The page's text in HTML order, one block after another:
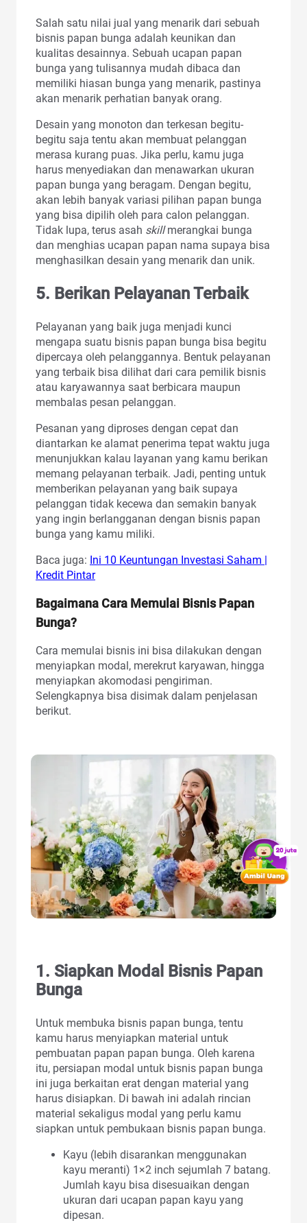
Salah satu nilai jual yang menarik dari sebuah
bisnis papan bunga adalah keunikan dan
kualitas desainnya. Sebuah ucapan papan
bunga yang tulisannya mudah dibaca dan
memiliki hiasan bunga yang menarik, pastinya
akan menarik perhatian banyak orang.
Desain yang monoton dan terkesan begitu-
begitu saja tentu akan membuat pelanggan
merasa kurang puas. Jika perlu, kamu juga
harus menyediakan dan menawarkan ukuran
papan bunga yang beragam. Dengan begitu,
akan lebih banyak variasi pilihan papan bunga
yang bisa dipilih oleh para calon pelanggan.
Tidak lupa, terus asah skillmerangkai bunga
dan menghias ucapan papan nama supaya bisa
menghasilkan desain yang menarik dan unik.
5. Berikan Pelayanan Terbaik
Pelayanan yang baik juga menjadi kunci
mengapa suatu bisnis papan bunga bisa begitu
dipercaya oleh pelanggannya. Bentuk pelayanan
yang terbaik bisa dilihat dari cara pemilik bisnis
atau karyawannya saat berbicara maupun
membalas pesan pelanggan.
Pesanan yang diproses dengan cepat dan
diantarkan ke alamat penerima tepat waktu juga
menunjukkan kalau layanan yang kamu berikan
memang pelayanan terbaik. Jadi, penting untuk
memberikan pelayanan yang baik supaya
pelanggan tidak kecewa dan semakin banyak
yang ingin berlangganan dengan bisnis papan
bunga yang kamu miliki.
Baca juga: Ini 10 Keuntungan Investasi Saham |
Kredit Pintar
Bagaimana Cara Memulai Bisnis Papan
Bunga?
Cara memulai bisnis ini bisa dilakukan dengan
menyiapkan modal, merekrut karyawan, hingga
menyiapkan akomodasi pengiriman.
Selengkapnya bisa disimak dalam penjelasan
berikut.
1. Siapkan Modal Bisnis Papan
Bunga
Untuk membuka bisnis papan bunga, tentu
kamu harus menyiapkan material untuk
pembuatan papan papan bunga. Oleh karena
itu, persiapan modal untuk bisnis papan bunga
ini juga berkaitan erat dengan material yang
harus disiapkan. Di bawah ini adalah rincian
material sekaligus modal yang perlu kamu
siapkan untuk pembukaan bisnis papan bunga.
Kayu (lebih disarankan menggunakan
kayu meranti) 1×2 inch sejumlah 7 batang.
Jumlah kayu bisa disesuaikan dengan
ukuran dari ucapan papan kayu yang
dipesan.